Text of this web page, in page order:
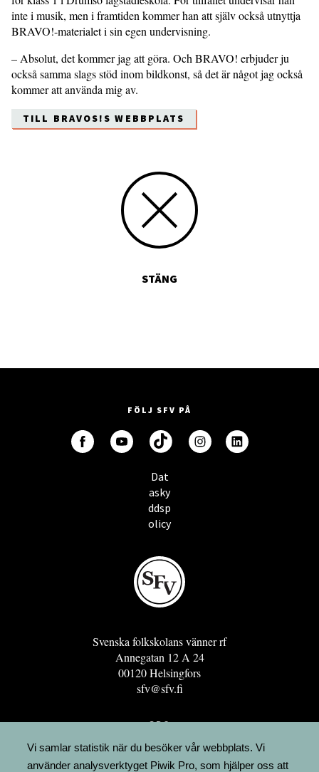
inte i musik, men i framtiden kommer han att själv också utnyttja
BRAVO!-materialet i sin egen undervisning.
– Absolut, det kommer jag att göra. Och BRAVO! erbjuder ju
också samma slags stöd inom bildkonst, så det är något jag också
kommer att använda mig av.
TILL BRAVOS!S WEBBPLATS
STÄNG
FÖLJ SFV PÅ
Dat
asky
ddsp
olicy
Svenska folkskolans vänner rf
Annegatan 12 A 24
00120 Helsingfors
sfv@sfv.fi
GRO
FÖRENINGSRESURSEN
MINNESRUNOR.FI
Vi samlar statistik när du besöker vår webbplats. Vi
använder analysverktyget Piwik Pro, som hjälper oss att